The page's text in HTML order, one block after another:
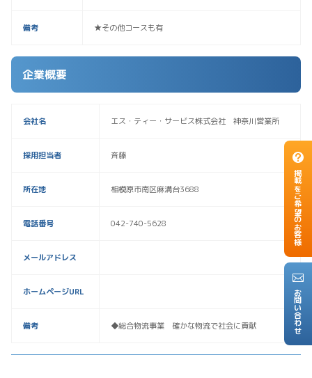
掲載をご希望のお客様
お問い合わせ
備考 ★その他コースも有
企業概要
会社名 エス・ティー・サービス株式会社 神奈川営業所
採用担当者 斉藤
所在地 相模原市南区麻溝台3688
電話番号 042-740-5628
メールアドレス
ホームページURL
備考 ◆総合物流事業 確かな物流で社会に貢献